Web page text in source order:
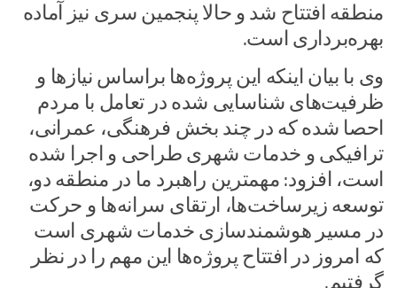
منطقه افتتاح شد و حالا پنجمین سری نیز آماده
بهره‌برداری است.
وی با بیان اینکه این پروژه‌ها براساس نیازها و
ظرفیت‌های شناسایی شده در تعامل با مردم
احصا شده که در چند بخش فرهنگی، عمرانی،
ترافیکی و خدمات شهری طراحی و اجرا شده
است، افزود: مهمترین راهبرد ما در منطقه دو،
توسعه زیرساخت‌ها، ارتقای سرانه‌ها و حرکت
در مسیر هوشمندسازی خدمات شهری است
که امروز در افتتاح پروژه‌ها این مهم را در نظر
گرفتیم.